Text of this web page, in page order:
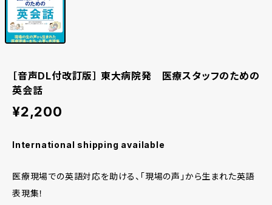
［音声DL付改訂版］ 東大病院発 医療スタッフのための
英会話
¥2,200
International shipping available
医療現場での英語対応を助ける、「現場の声」から生まれた英語
表現集！